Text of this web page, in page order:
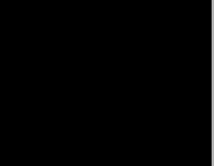
puedes
prioridad y te